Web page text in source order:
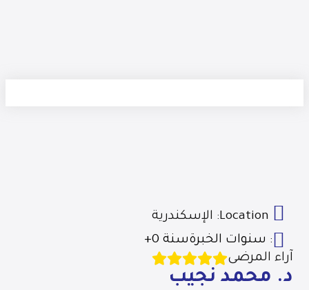
Location: الإسكندرية
سنوات الخبرة :
+0 سنة
آراء المرضى
د. محمد نجيب